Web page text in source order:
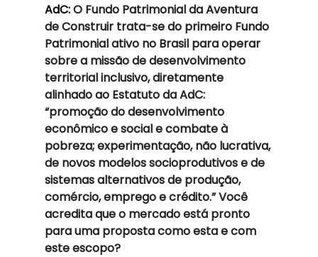
AdC: O Fundo Patrimonial da Aventura
de Construir trata-se do primeiro Fundo
Patrimonial ativo no Brasil para operar
sobre a missão de desenvolvimento
territorial inclusivo, diretamente
alinhado ao Estatuto da AdC:
“promoção do desenvolvimento
econômico e social e combate à
pobreza; experimentação, não lucrativa,
de novos modelos socioprodutivos e de
sistemas alternativos de produção,
comércio, emprego e crédito.” Você
acredita que o mercado está pronto
para uma proposta como esta e com
este escopo?